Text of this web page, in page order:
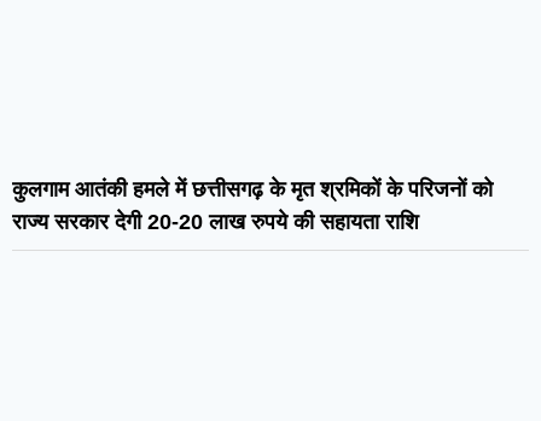
कुलगाम आतंकी हमले में छत्तीसगढ़ के मृत श्रमिकों के परिजनों को
राज्य सरकार देगी 20-20 लाख रुपये की सहायता राशि